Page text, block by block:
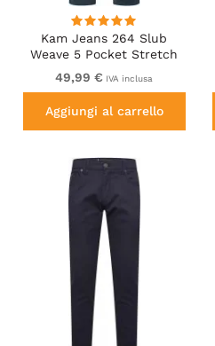
Kam Jeans 264 Slub
Weave 5 Pocket Stretch
Pants Smokey Blue
49,99 € IVA inclusa
Aggiungi al carrello